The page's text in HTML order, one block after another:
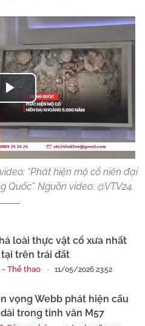
Play
Video
“Phát hiện mộ cổ niên đại
Nguồn video: @VTV24.
loài thực vật cổ xưa nhất
trên trái đất
- Thể thao 11/05/2026 23:52
vọng Webb phát hiện cấu
trong tinh vân M57